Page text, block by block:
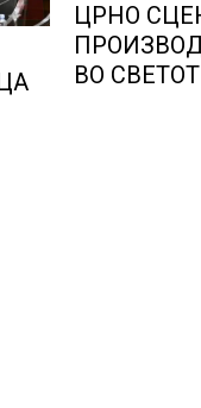
ЦРНО
ВО